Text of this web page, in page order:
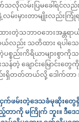
တ်သလိုလမ်းပြမခေါ်ရင်လည်
လမ်းမှားတာမျိုးလည်းကြုံ
ားတဲ့သဘာဝဘေးအန္တရ
ယ်လည်း သတိထား ရပါသ
စည်းကိရိယာများစွာကိုသယ်
န်တဲ့ ချောင်းမြောင်းတွ
တတ်တယ်လို့ ဒေါက်တာ
ငှက်ဖမ်းတဲ့ဒေသခံမုဆိုး
တာကို မကြိုက် ဘူး။ ဒီ